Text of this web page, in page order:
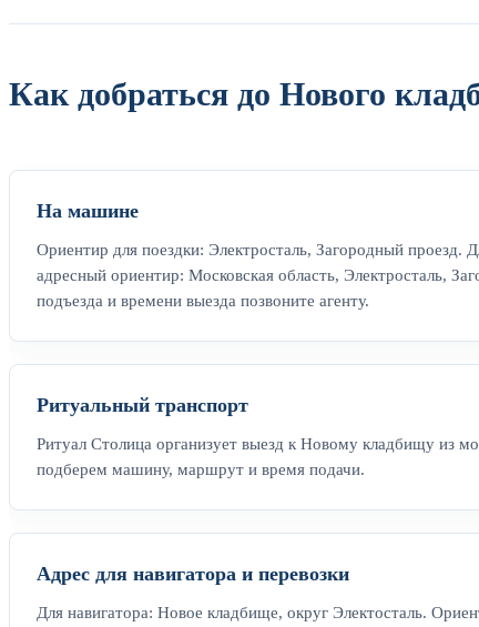
Как добраться до Нового
На машине
Ориентир для поездки: Электросталь, Загородный проезд.
адресный ориентир: Московская область, Электросталь,
подъезда и времени выезда позвоните агенту.
Ритуальный транспорт
Ритуал Столица организует выезд к Новому кладбищу из
подберем машину, маршрут и время подачи.
Адрес для навигатора и перевозки
Для навигатора: Новое кладбище, округ Электосталь.